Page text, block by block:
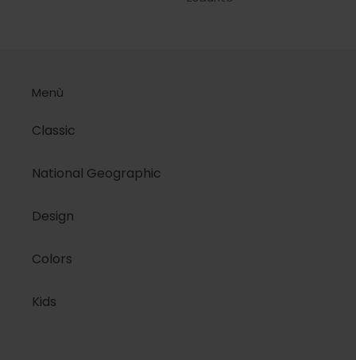
Menù
Classic
National Geographic
Design
Colors
Kids